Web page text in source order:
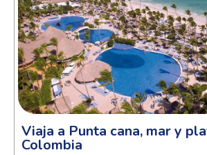
Viaja a Punta cana, mar y
Colombia